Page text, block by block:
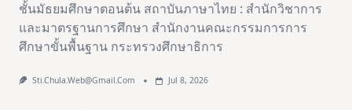
ชั้นมัธยมศึกษาตอนต้น สถาบันภาษาไทย : สำนักวิชาการ
และมาตรฐานการศึกษา สำนักงานคณะกรรมการการ
ศึกษาขั้นพื้นฐาน กระทรวงศึกษาธิการ
Sti.chula.web@gmail.com Jul 8, 2026